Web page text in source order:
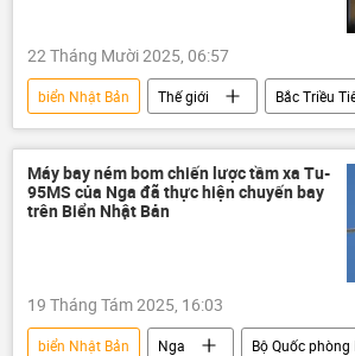
22 Tháng Mười 2025, 06:57
biển Nhật Bản Thế giới
Bắc Triều
tên lửa
tên lửa đạn đạo Quân
Máy bay ném bom chiến lược tầm xa Tu-
95MS của Nga đã thực hiện chuyến bay
trên Biển Nhật Bản
19 Tháng Tám 2025, 16:03
biển Nhật Bản Nga
Bộ Quốc phòng